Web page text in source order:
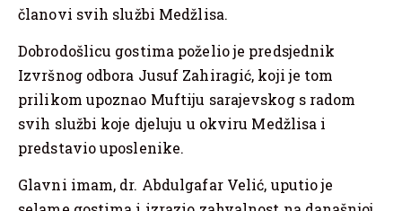
članovi svih službi Medžlisa.
Dobrodošlicu gostima poželio je predsjednik
Izvršnog odbora Jusuf Zahiragić, koji je tom
prilikom upoznao Muftiju sarajevskog s radom
svih službi koje djeluju u okviru Medžlisa i
predstavio uposlenike.
Glavni imam, dr. Abdulgafar Velić, uputio je